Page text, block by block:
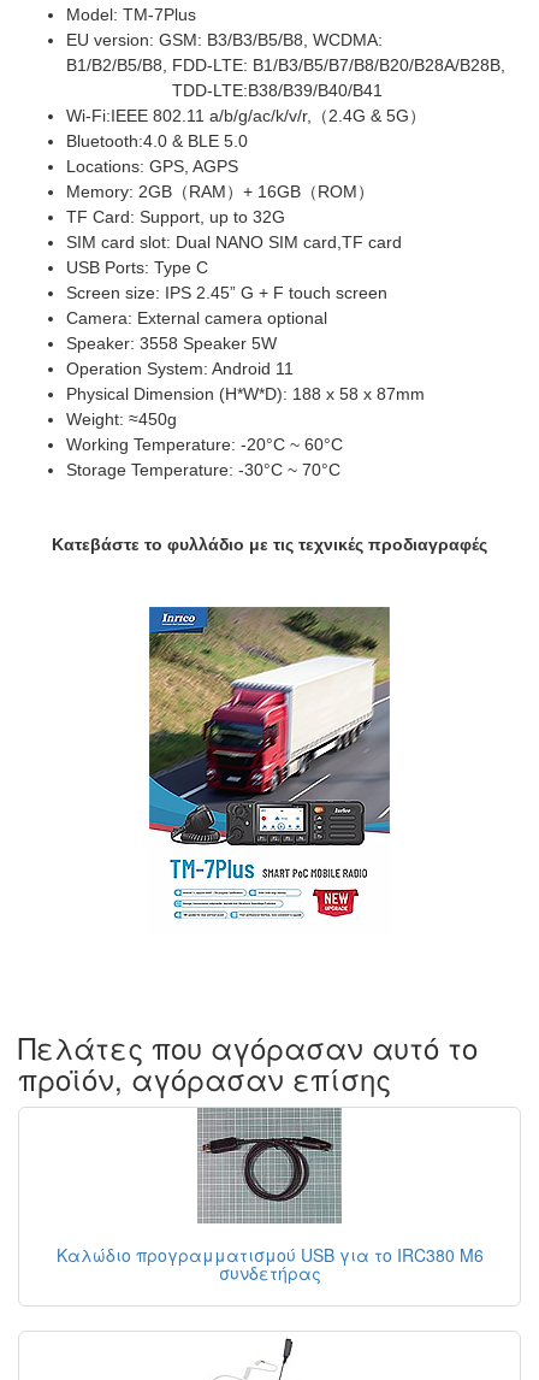
Model: TM-7Plus
EU version: GSM: B3/B3/B5/B8, WCDMA:
B1/B2/B5/B8
FDD-LTE: B1/B3/B5/B7/B8/B20/B28A/B28B
TDD-LTE:B38/B39/B40/B41
Wi-Fi:IEEE 802.11 a/b/g/ac/k/v/r,（2.4G & 5G）
Bluetooth:4.0 & BLE 5.0
Locations: GPS, AGPS
Memory: 2GB（RAM）+ 16GB（ROM）
TF Card: Support, up to 32G
SIM card slot: Dual NANO SIM card,TF card
USB Ports: Type C
Screen size: IPS 2.45” G + F touch screen
Camera: External camera optional
Speaker: 3558 Speaker 5W
Operation System: Android 11
Physical Dimension (H*W*D): 188 x 58 x 87mm
Weight: ≈450g
Working Temperature: -20°C ~ 60°C
Storage Temperature: -30°C ~ 70°C
Κατεβάστε το φυλλάδιο με τις τεχνικές προδιαγραφές
Πελάτες που αγόρασαν αυτό το
προϊόν, αγόρασαν επίσης
Καλώδιο προγραμματισμού USB για το IRC380 Μ6
συνδετήρας